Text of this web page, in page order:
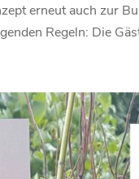
erneut auch zur
Regeln: Die